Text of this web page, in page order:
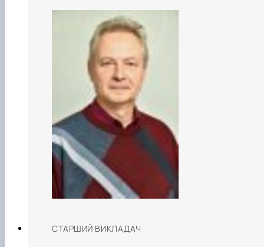
СТАРШИЙ ВИКЛАДАЧ